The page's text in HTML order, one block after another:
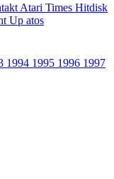
Atari Times Hitdisk
Up atos
1994 1995 1996 1997